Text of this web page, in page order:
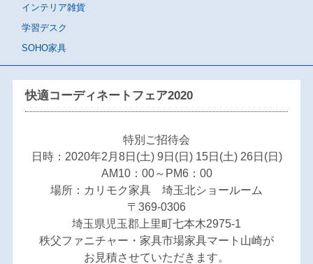
快適コーディネートフェア2020
特別ご招待会
日時：2020年2月8日(土) 9日(日) 15日(土) 26日(日)
AM10：00～PM6：00
場所：カリモク家具 埼玉北ショールーム
〒369-0306
埼玉県児玉郡上里町七本木2975-1
秩父ファニチャー・家具市場家具マート山崎が
お見積させていただきます。
インテリア雑貨
学習デスク
SOHO家具